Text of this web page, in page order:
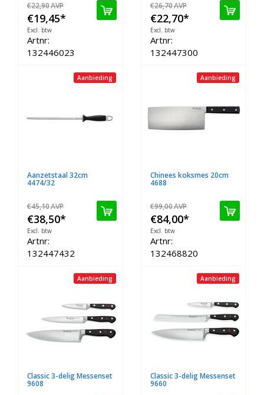
€22,90AVP
€19,45*
Excl. btw
Artnr:
132446023
€26,70AVP
€22,70*
Excl. btw
Artnr:
132447300
Aanbieding
Aanzetstaal 32cm
4474/32
€45,10AVP
€38,50*
Excl. btw
Artnr:
132447432
Aanbieding
Chinees koksmes 20cm
4688
€99,00AVP
€84,00*
Excl. btw
Artnr:
132468820
Aanbieding
Classic 3-delig Messenset
9608
Aanbieding
Classic 3-delig Messenset
9660